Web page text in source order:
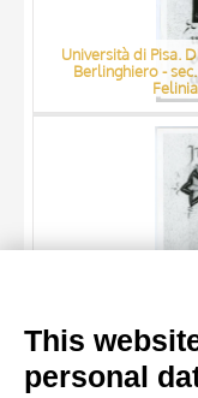
Università di Pisa.
Berlinghiero -
Università di Pisa.
This
personal